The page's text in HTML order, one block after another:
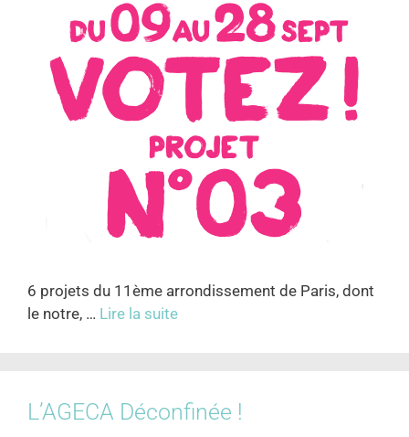
6 projets du 11ème arrondissement de Paris, dont
le notre, … Lire la suite
L’AGECA Déconfinée !